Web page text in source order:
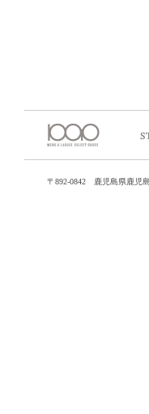
〒892-0842 鹿児島県鹿児